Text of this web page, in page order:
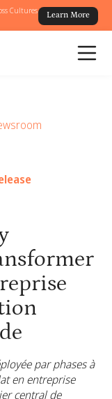
Cultures
Learn More
par phases à
en entreprise
central de